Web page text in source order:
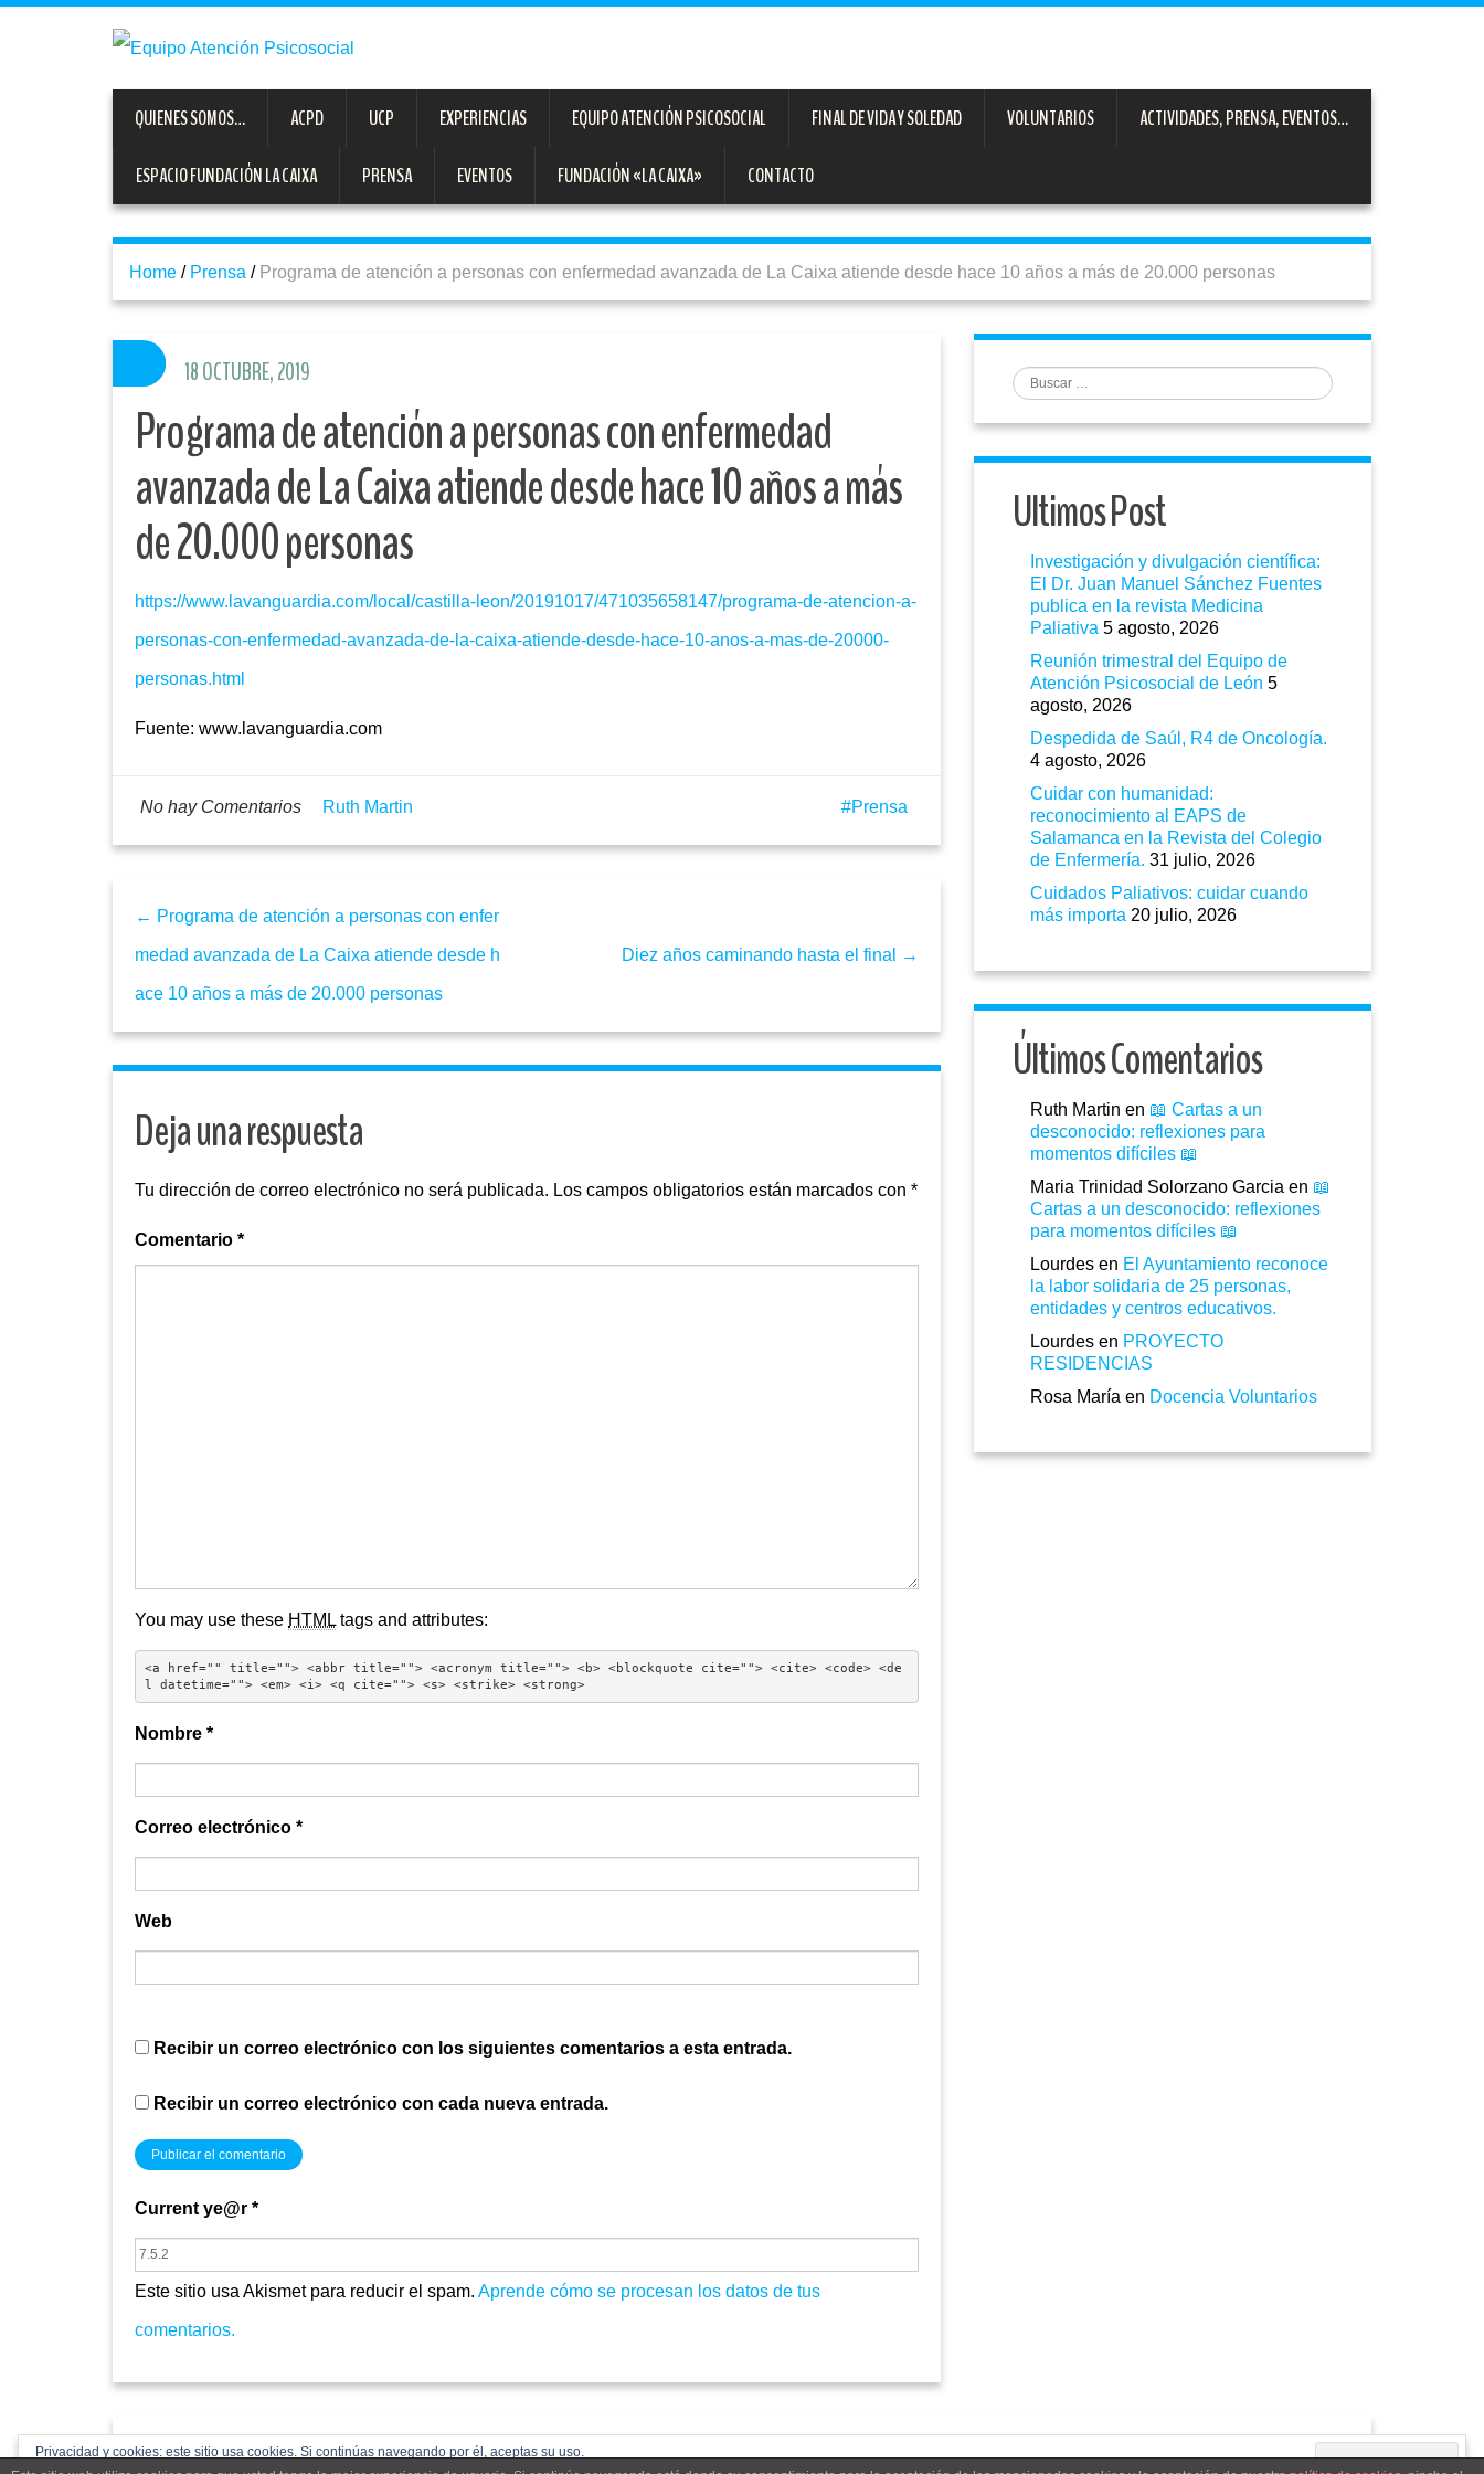
QUIENES SOMOS… ACPD UCP EXPERIENCIAS EQUIPO ATENCIÓN PSICOSOCIAL FINAL DE VIDA Y SOLEDAD VOLUNTARIOS ACTIVIDADES, PRENSA, EVENTOS…
ESPACIO FUNDACIÓN LA CAIXA PRENSA EVENTOS FUNDACIÓN «LA CAIXA» CONTACTO
Home / Prensa / Programa de atención a personas con enfermedad avanzada de La Caixa atiende desde hace 10 años a más de 20.000 personas
Programa de atención a personas con enfermedad
avanzada de La Caixa atiende desde hace 10 años a más
de 20.000 personas
https://www.lavanguardia.com/local/castilla-leon/20191017/471035658147/programa-de-atencion-a-
personas-con-enfermedad-avanzada-de-la-caixa-atiende-desde-hace-10-anos-a-mas-de-20000-
personas.html
Fuente: www.lavanguardia.com
18 OCTUBRE, 2019
Prensa
No hay Comentarios Ruth Martin
← Programa de atención a personas con enfer
medad avanzada de La Caixa atiende desde h
ace 10 años a más de 20.000 personas
Diez años caminando hasta el final →
Deja una respuesta
Tu dirección de correo electrónico no será publicada. Los campos obligatorios están marcados con *
Comentario *
You may use these HTML tags and attributes:
<a href="" title=""> <abbr title=""> <acronym title=""> <b> <blockquote cite=""> <cite> <code> <de
l datetime=""> <em> <i> <q cite=""> <s> <strike> <strong>
Nombre *
Correo electrónico *
Web
Recibir un correo electrónico con los siguientes comentarios a esta entrada.
Recibir un correo electrónico con cada nueva entrada.
Current ye@r *
Este sitio usa Akismet para reducir el spam. Aprende cómo se procesan los datos de tus
comentarios.
Buscar
Ultimos Post
Investigación y divulgación científica:
El Dr. Juan Manuel Sánchez Fuentes
publica en la revista Medicina
Paliativa 5 agosto, 2026
Reunión trimestral del Equipo de
Atención Psicosocial de León 5
agosto, 2026
Despedida de Saúl, R4 de Oncología.
4 agosto, 2026
Cuidar con humanidad:
reconocimiento al EAPS de
Salamanca en la Revista del Colegio
de Enfermería. 31 julio, 2026
Cuidados Paliativos: cuidar cuando
más importa 20 julio, 2026
Últimos Comentarios
Ruth Martin en 📖 Cartas a un
desconocido: reflexiones para
momentos difíciles 📖
Maria Trinidad Solorzano Garcia en 📖
Cartas a un desconocido: reflexiones
para momentos difíciles 📖
Lourdes en El Ayuntamiento reconoce
la labor solidaria de 25 personas,
entidades y centros educativos.
Lourdes en PROYECTO
RESIDENCIAS
Rosa María en Docencia Voluntarios
acpdcastillayleon.com 2024
Privacidad y cookies: este sitio usa cookies. Si continúas navegando por él, aceptas su uso.